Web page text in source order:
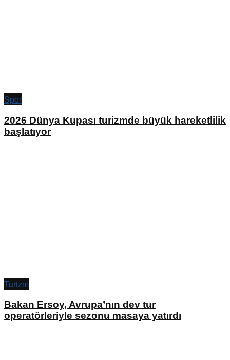
Spor
2026 Dünya Kupası turizmde büyük hareketlilik
başlatıyor
Turizm
Bakan Ersoy, Avrupa’nın dev tur
operatörleriyle sezonu masaya yatırdı